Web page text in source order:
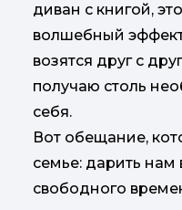
диван с книгой,
волшебный
возятся друг с
получаю столь
себя.
Вот обещание,
семье: дарить
свободного